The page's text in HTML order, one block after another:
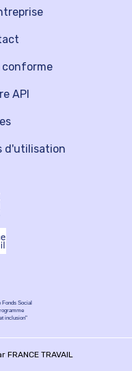
API
conforme
d'utilisation
Fonds Social
inclusion"
TRAVAIL